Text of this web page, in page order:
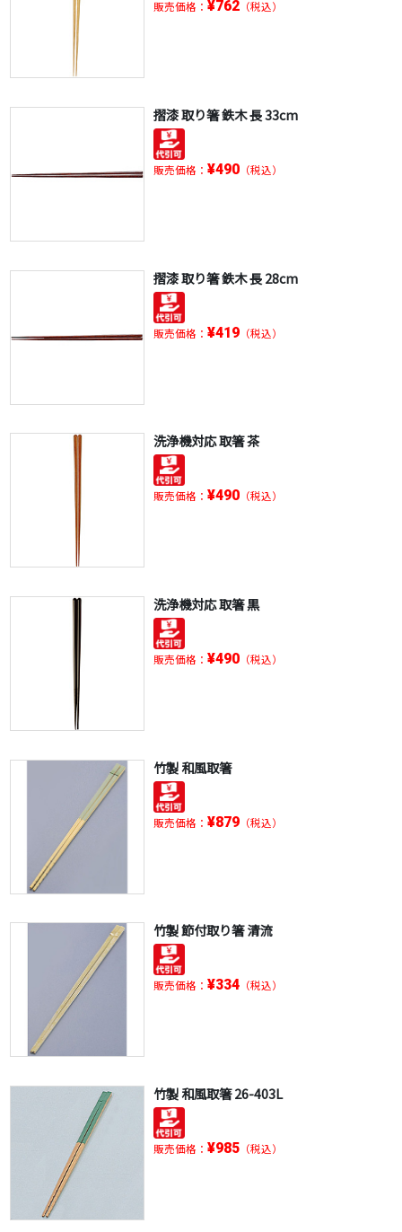
販売価格： ¥762（税込）
摺漆 取り箸 鉄木 長 33cm
販売価格： ¥490（税込）
摺漆 取り箸 鉄木 長 28cm
販売価格： ¥419（税込）
洗浄機対応 取箸 茶
販売価格： ¥490（税込）
洗浄機対応 取箸 黒
販売価格： ¥490（税込）
竹製 和風取箸
販売価格： ¥879（税込）
竹製 節付取り箸 清流
販売価格： ¥334（税込）
竹製 和風取箸 26-403L
販売価格： ¥985（税込）